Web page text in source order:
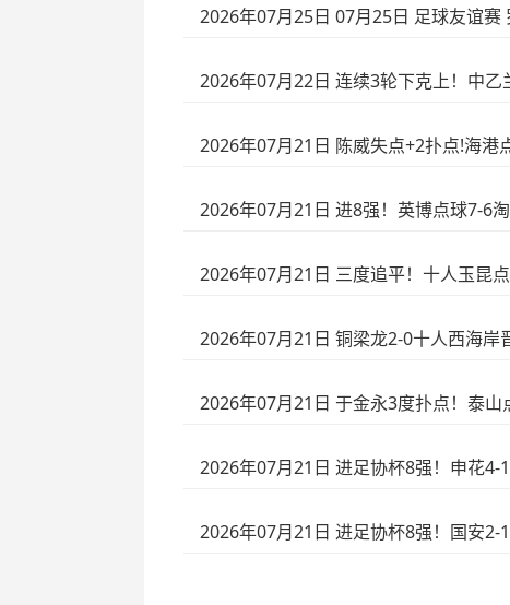
2026年07月25日 07月25日 足球友谊赛
2026年07月22日 连续3轮下克上！中
2026年07月21日 陈威失点+2扑点!海港
2026年07月21日 进8强！英博点球7-6
2026年07月21日 三度追平！十人玉昆
2026年07月21日 铜梁龙2-0十人西海
2026年07月21日 于金永3度扑点！泰
2026年07月21日 进足协杯8强！申花
2026年07月21日 进足协杯8强！国安2-